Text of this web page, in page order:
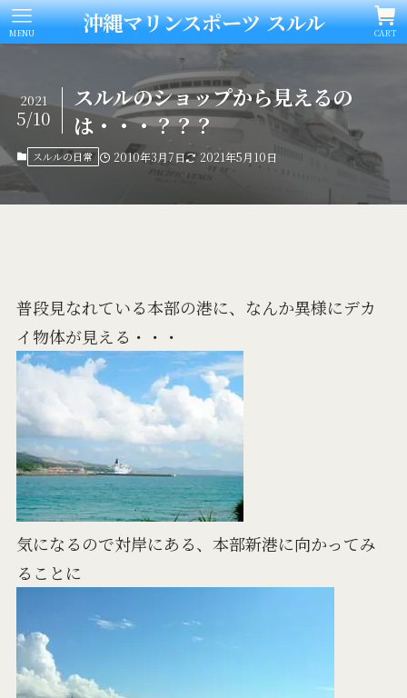
沖縄マリンスポーツ スルル CART
MENU
スルルのショップから見えるの
は・・・？？？
2021
5/10
スルルの日常 2010年3月7日 2021年5月10日
普段見なれている本部の港に、なんか異様にデカ
イ物体が見える・・・
気になるので対岸にある、本部新港に向かってみ
ることに